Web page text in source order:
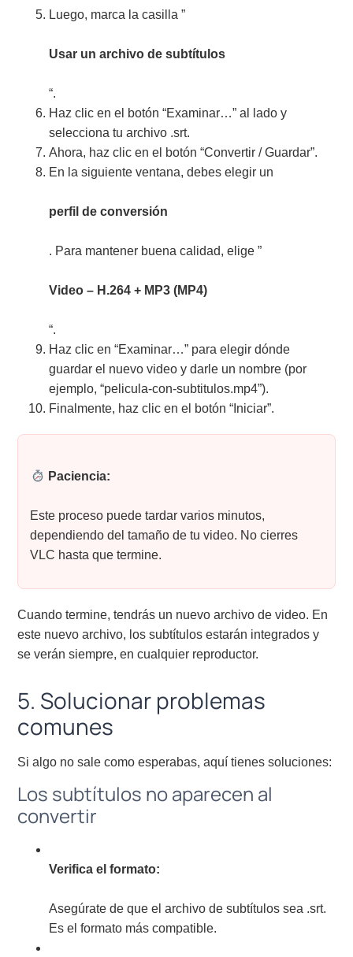
Luego, marca la casilla ”
Usar un archivo de subtítulos
“.
Haz clic en el botón “Examinar…” al lado y
selecciona tu archivo .srt.
Ahora, haz clic en el botón “Convertir / Guardar”.
En la siguiente ventana, debes elegir un
perfil de conversión
. Para mantener buena calidad, elige ”
Video – H.264 + MP3 (MP4)
“.
Haz clic en “Examinar…” para elegir dónde
guardar el nuevo video y darle un nombre (por
ejemplo, “pelicula-con-subtitulos.mp4”).
Finalmente, haz clic en el botón “Iniciar”.
Paciencia:
Este proceso puede tardar varios minutos,
dependiendo del tamaño de tu video. No cierres
VLC hasta que termine.
Cuando termine, tendrás un nuevo archivo de video. En
este nuevo archivo, los subtítulos estarán integrados y
se verán siempre, en cualquier reproductor.
5. Solucionar problemas
comunes
Si algo no sale como esperabas, aquí tienes soluciones:
Los subtítulos no aparecen al
convertir
Verifica el formato:
Asegúrate de que el archivo de subtítulos sea .srt.
Es el formato más compatible.